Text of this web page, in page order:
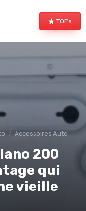
TOPs
Accessoires Auto
200
qui
vieille